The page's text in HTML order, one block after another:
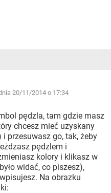
20/11/2014 o 17:34
pędzla, tam gdzie masz
chcesz mieć uzyskany
i przesuwasz go, tak, żeby
pędzlem i
kolory i klikasz w
widać, co piszesz),
Na obrazku